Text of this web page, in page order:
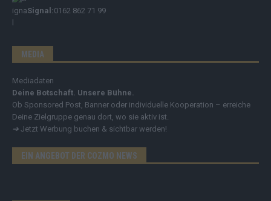
Signal:0162 862 71 99
MEDIA
Mediadaten
Deine Botschaft. Unsere Bühne.
Ob Sponsored Post, Banner oder individuelle Kooperation – erreiche
Deine Zielgruppe genau dort, wo sie aktiv ist.
➔ Jetzt Werbung buchen & sichtbar werden!
EIN ANGEBOT DER COZMO NEWS